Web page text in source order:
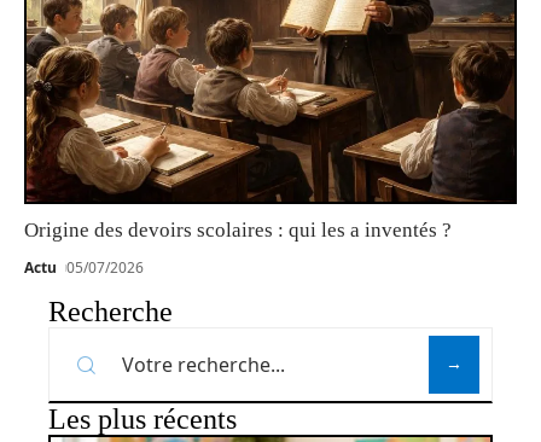
Origine des devoirs scolaires : qui les a inventés ?
Actu 05/07/2026
Recherche
Les plus récents